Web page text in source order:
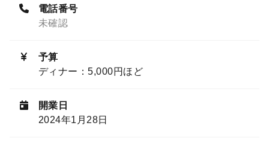
電話番号
未確認
予算
ディナー：5,000円ほど
開業日
2024年1月28日